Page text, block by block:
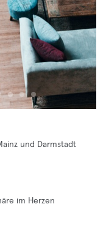
und Darmstadt
im Herzen